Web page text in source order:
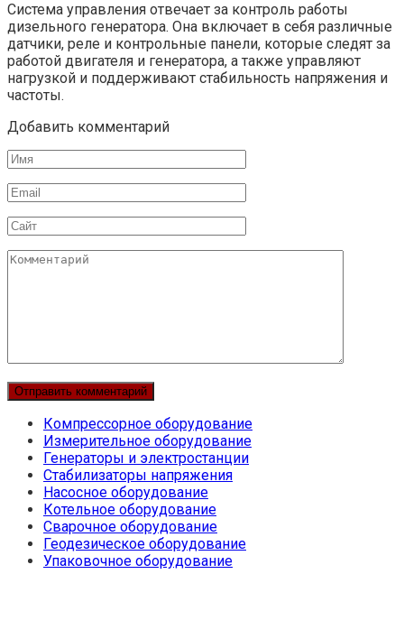
Система управления отвечает за контроль работы
дизельного генератора. Она включает в себя различные
датчики, реле и контрольные панели, которые следят за
работой двигателя и генератора, а также управляют
нагрузкой и поддерживают стабильность напряжения и
частоты.
Добавить комментарий
Имя
Email
Сайт
Комментарий
Компрессорное оборудование
Измерительное оборудование
Генераторы и электростанции
Стабилизаторы напряжения
Насосное оборудование
Котельное оборудование
Сварочное оборудование
Геодезическое оборудование
Упаковочное оборудование